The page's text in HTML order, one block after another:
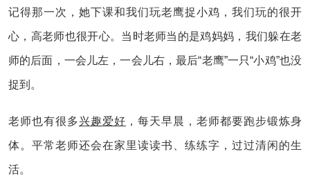
记得那一次，她下课和我们玩老鹰捉小鸡，我们玩的很开
心，高老师也很开心。当时老师当的是鸡妈妈，我们躲在老
师的后面，一会儿左，一会儿右，最后“老鹰”一只“小鸡”也没
捉到。
老师也有很多兴趣爱好 ，每天早晨，老师都要跑步锻炼身
体。平常老师还会在家里读读书、练练字，过过清闲的生
活。